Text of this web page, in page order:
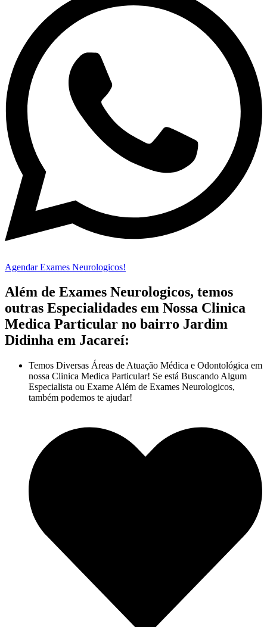
Agendar Exames Neurologicos!
Além de Exames Neurologicos, temos
outras Especialidades em Nossa Clinica
Medica Particular no bairro Jardim
Didinha em Jacareí:
Temos Diversas Áreas de Atuação Médica e Odontológica em
nossa Clinica Medica Particular! Se está Buscando Algum
Especialista ou Exame Além de Exames Neurologicos,
também podemos te ajudar!